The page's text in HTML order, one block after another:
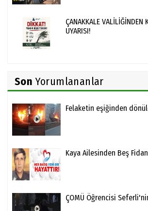
ÇANAKKALE VALİLİĞİNDEN
UYARISI!
Son Yorumlananlar
Felaketin eşiğinden
Kaya Ailesinden Beş
ÇOMÜ Öğrencisi